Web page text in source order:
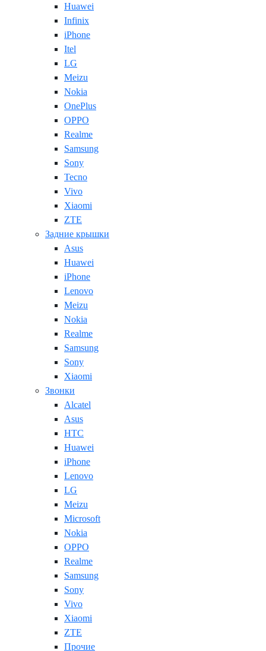
Huawei
Infinix
iPhone
Itel
LG
Meizu
Nokia
OnePlus
OPPO
Realme
Samsung
Sony
Tecno
Vivo
Xiaomi
ZTE
Задние крышки
Asus
Huawei
iPhone
Lenovo
Meizu
Nokia
Realme
Samsung
Sony
Xiaomi
Звонки
Alcatel
Asus
HTC
Huawei
iPhone
Lenovo
LG
Meizu
Microsoft
Nokia
OPPO
Realme
Samsung
Sony
Vivo
Xiaomi
ZTE
Прочие